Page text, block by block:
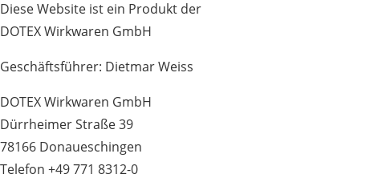
Diese Website ist ein Produkt der
DOTEX Wirkwaren GmbH
Geschäftsführer: Dietmar Weiss
DOTEX Wirkwaren GmbH
Dürrheimer Straße 39
78166 Donaueschingen
Telefon +49 771 8312-0